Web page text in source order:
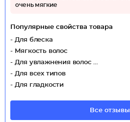
очень мягкие
Популярные свойства товара
- Для блеска
- Мягкость волос
- Для увлажнения волос (Интенсивное)
- Для всех типов
- Для гладкости
Все отзывы